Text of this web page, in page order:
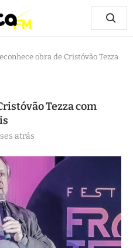
obra de Cristóvão Tezza
Tezza com
atrás